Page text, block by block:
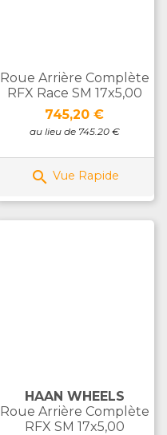
Roue Arrière Complète
RFX Race SM 17x5,00
Prix
745,20 €
au lieu de 745.20 €
 Vue Rapide
HAAN WHEELS
Roue Arrière Complète
RFX SM 17x5,00